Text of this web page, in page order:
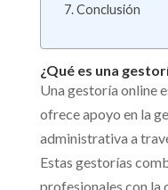
Conclusión
¿Qué es una
Una gestoría online
ofrece apoyo en la
administrativa a
Estas gestorías
profesionales con la